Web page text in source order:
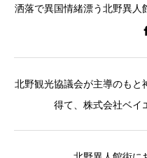
洒落で異国情緒漂う北野異人
北野観光協議会が主導のもと
得て、株式会社ベイ